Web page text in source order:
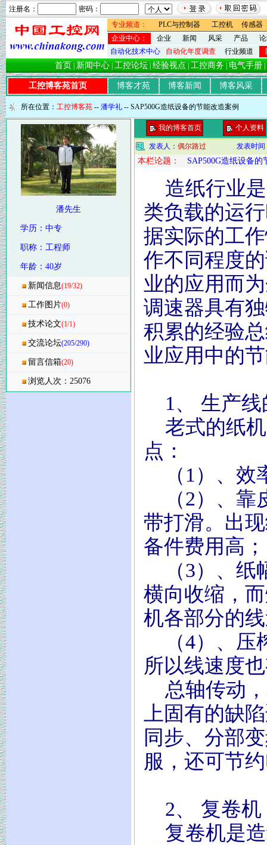
注册名：
密码：
专业频道：
PLC与控制器 工控机
传感器
企业中心：
企业 新闻 风采 产品
自动化技术中心
自动化年度调查 行业频道
首页 新闻中心 工控论坛 经验视点 工控商务 电气手册
工控博客苑首页 博客才苑 博客新闻 博客风采
所在位置： 工控博客苑 -- 潘学礼 -- SAP500G造纸设备的节能改造案例
潘先生
学历：中专
职称：工程师
年龄：40岁
新闻信息(19/32)
工作图片(0)
技术论文(1/1)
交流论坛(205/290)
留言信箱(20)
浏览人次：25076
我的博客首页 个人资料
发表人： 偶尔路过 发表时间
本栏论题： SAP500G造纸设备
造纸行业是
类负载的运
据实际的工
作不同程度
业的应用而
调速器具有
积累的经验
业应用中的
1、 生产线
老式的纸机
点：
（1）、效
（2）、靠
带打滑。出
备件费用高；
（3）、纸
横向收缩，
机各部分的
（4）、压
所以线速度
总轴传动，
上固有的缺
同步、分部
服，还可节
2、 复卷机
复卷机是造